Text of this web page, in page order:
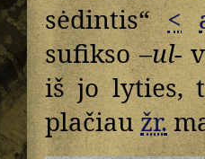
sėdintis“<
sufikso –ul-
iš jo lyties,
plačiaužr.